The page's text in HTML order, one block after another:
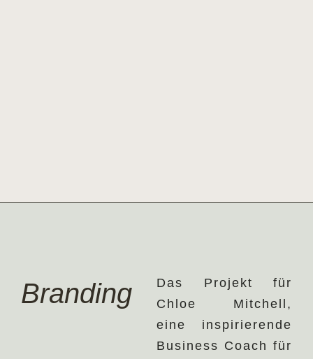
Branding
Das Projekt für
Chloe Mitchell,
eine inspirierende
Business Coach für